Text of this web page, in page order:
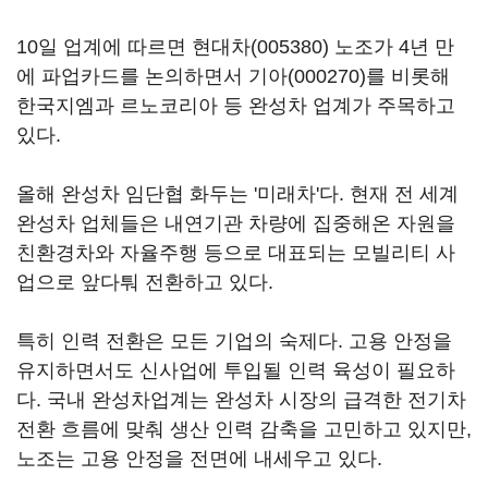
10일 업계에 따르면 현대차(005380) 노조가 4년 만
에 파업카드를 논의하면서 기아(000270)를 비롯해
한국지엠과 르노코리아 등 완성차 업계가 주목하고
있다.
올해 완성차 임단협 화두는 '미래차'다. 현재 전 세계
완성차 업체들은 내연기관 차량에 집중해온 자원을
친환경차와 자율주행 등으로 대표되는 모빌리티 사
업으로 앞다퉈 전환하고 있다.
특히 인력 전환은 모든 기업의 숙제다. 고용 안정을
유지하면서도 신사업에 투입될 인력 육성이 필요하
다. 국내 완성차업계는 완성차 시장의 급격한 전기차
전환 흐름에 맞춰 생산 인력 감축을 고민하고 있지만,
노조는 고용 안정을 전면에 내세우고 있다.